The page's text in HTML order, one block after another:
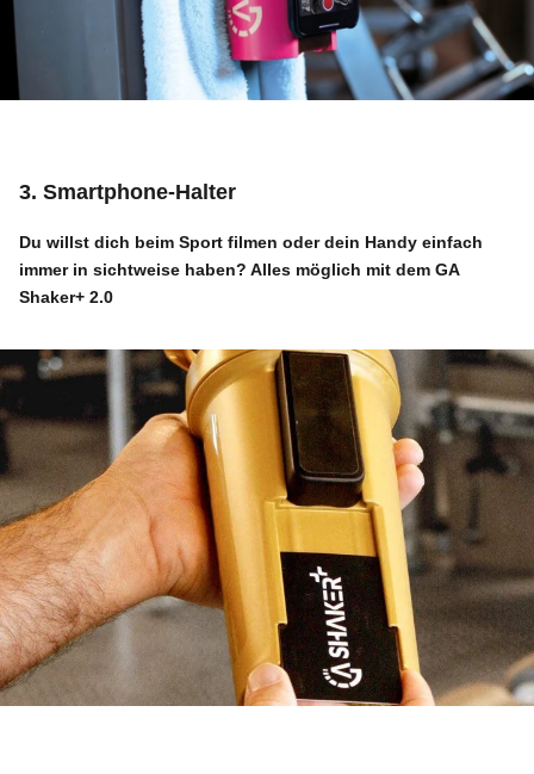
3. Smartphone-Halter
Du willst dich beim Sport filmen oder dein Handy einfach
immer in sichtweise haben? Alles möglich mit dem GA
Shaker+ 2.0